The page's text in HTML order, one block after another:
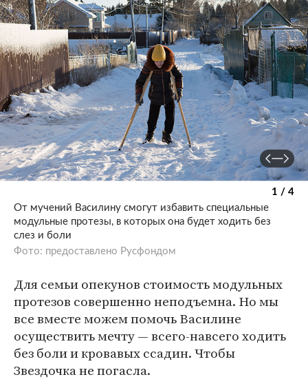
1 / 4
От мучений Василину смогут избавить специальные
модульные протезы, в которых она будет ходить без
слез и боли
Фото: предоставлено Русфондом
Для семьи опекунов стоимость модульных
протезов совершенно неподъемна. Но мы
все вместе можем помочь Василине
осуществить мечту — всего-навсего ходить
без боли и кровавых ссадин. Чтобы
Звездочка не погасла.